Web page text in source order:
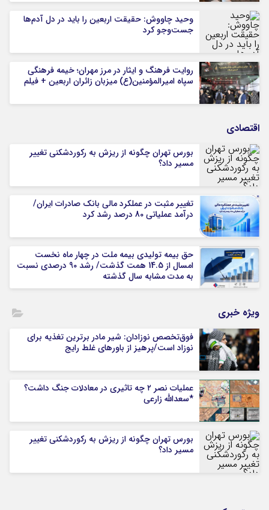
وحید چاووش: حقیقت اربعین را باید در دل آدم‌ها
جست‌وجو کرد
روایت فرهنگ و ایثار در مرز مهران؛ خیمه فرهنگی
سپاه امیرالمؤمنین(ع) میزبان زائران اربعین + فیلم
اقتصادی
بورس تهران چگونه از ریزش به رکوردشکنی تغییر
مسیر داد؟
تغییر مثبت در عملکرد مالی بانک صادرات ایران/
درآمد عملیاتی 80 درصد رشد کرد
حق بیمه تولیدی بیمه ملت در چهار ماه نخست
امسال از 14.5 همت گذشت/ رشد 90 درصدی نسبت
به مدت مشابه سال گذشته
ویژه خبری
فوق‌تخصص نوزادان: شیر مادر برترین تغذیه برای
نوزاد است/پرهیز از باورهای غلط رایج
عملیات نصر ۲ چه تاثیری در معادلات جنگ داشت؟
*سعدالله زارعی
بورس تهران چگونه از ریزش به رکوردشکنی تغییر
مسیر داد؟